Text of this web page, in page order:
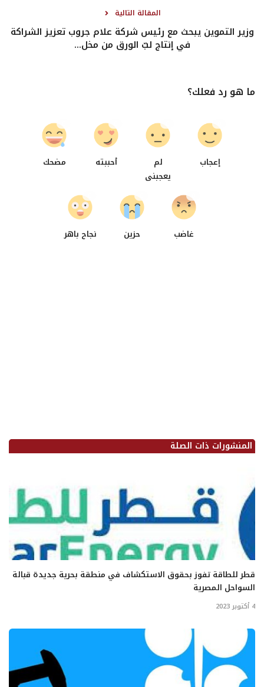
المقالة التالية
وزير التموين يبحث مع رئيس شركة علام جروب تعزيز الشراكة
في إنتاج لبّ الورق من مخل...
ما هو رد فعلك؟
إعجاب
لم
يعجبنى
أحببته مضحك
غاضب حزين نجاح باهر
المنشورات ذات الصلة
قطر للطاقة تفوز بحقوق الاستكشاف في منطقة بحرية جديدة قبالة
السواحل المصرية
4 أكتوبر 2023